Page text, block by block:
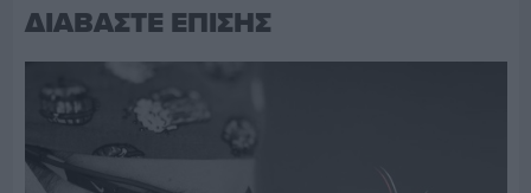
ΔΙΑΒΑΣΤΕ ΕΠΙΣΗΣ